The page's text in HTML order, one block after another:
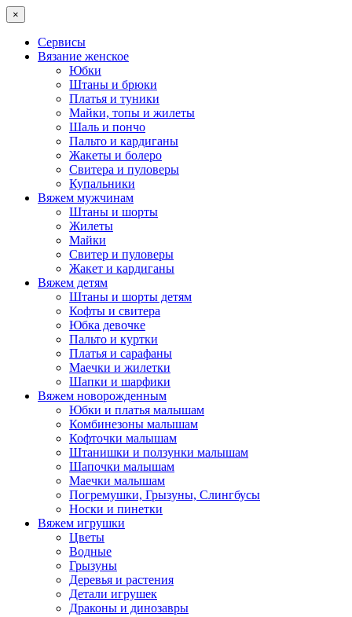
×
Сервисы
Вязание женское
Юбки
Штаны и брюки
Платья и туники
Майки, топы и жилеты
Шаль и пончо
Пальто и кардиганы
Жакеты и болеро
Свитера и пуловеры
Купальники
Вяжем мужчинам
Штаны и шорты
Жилеты
Майки
Свитер и пуловеры
Жакет и кардиганы
Вяжем детям
Штаны и шорты детям
Кофты и свитера
Юбка девочке
Пальто и куртки
Платья и сарафаны
Маечки и жилетки
Шапки и шарфики
Вяжем новорожденным
Юбки и платья малышам
Комбинезоны малышам
Кофточки малышам
Штанишки и ползунки малышам
Шапочки малышам
Маечки малышам
Погремушки, Грызуны, Слингбусы
Носки и пинетки
Вяжем игрушки
Цветы
Водные
Грызуны
Деревья и растения
Детали игрушек
Драконы и динозавры